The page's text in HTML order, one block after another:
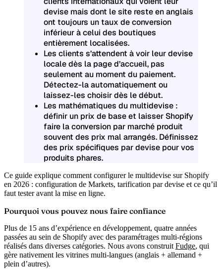
devise mais dont le site reste en anglais
ont toujours un taux de conversion
inférieur à celui des boutiques
entièrement localisées.
Les clients s’attendent à voir leur devise
locale dès la page d’accueil, pas
seulement au moment du paiement.
Détectez-la automatiquement ou
laissez-les choisir dès le début.
Les mathématiques du multidevise :
définir un prix de base et laisser Shopify
faire la conversion par marché produit
souvent des prix mal arrangés. Définissez
des prix spécifiques par devise pour vos
produits phares.
Ce guide explique comment configurer le multidevise sur Shopify
en 2026 : configuration de Markets, tarification par devise et ce qu’il
faut tester avant la mise en ligne.
Pourquoi vous pouvez nous faire confiance
Plus de 15 ans d’expérience en développement, quatre années
passées au sein de Shopify avec des paramétrages multi-régions
réalisés dans diverses catégories. Nous avons construit Fudge, qui
gère nativement les vitrines multi-langues (anglais + allemand +
plein d’autres).